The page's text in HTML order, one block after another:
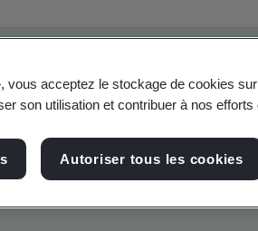
vous acceptez le stockage de cookies
son utilisation et contribuer à nos efforts
Autoriser tous les cookies